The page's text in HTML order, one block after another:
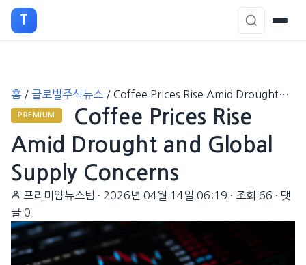
T
홈 / 글로벌주식뉴스 / Coffee Prices Rise Amid Drought…
PREMIUM
Coffee Prices Rise
Amid Drought and Global
Supply Concerns
프리미엄뉴스팀 · 2026년 04월 14일 06:19 · 조회 66 · 댓
글 0